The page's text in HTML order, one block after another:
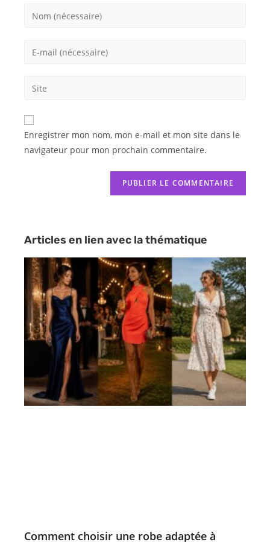
Enregistrer mon nom, mon e-mail et mon site dans le
navigateur pour mon prochain commentaire.
Articles en lien avec la thématique
Comment choisir une robe adaptée à